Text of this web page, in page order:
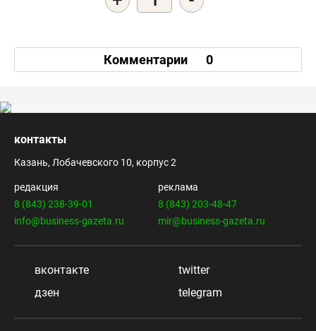
Комментарии 0
контакты
Казань, Лобачевского 10, корпус 2
редакция
8 (843) 238-39-01
info@business-gazeta.ru
реклама
8 (843) 203-48-47
mir@business-gazeta.ru
вконтакте
twitter
дзен
telegram